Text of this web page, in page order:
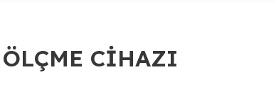
CİHAZI